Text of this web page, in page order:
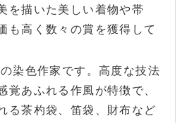
を描いた美しい着物や帯
も高く数々の賞を獲得して
染色作家です。高度な技法
覚あふれる作風が特徴で、
る茶杓袋、笛袋、財布など